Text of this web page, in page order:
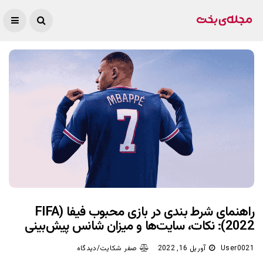
راهنمای شرط بندی در بازی محبوب فیفا (FIFA
2022): نکات، سایت‌ها و میزان شانس پیش‌بینی
User0021 آوریل 16, 2022 صفر شکایت/دیدگاه